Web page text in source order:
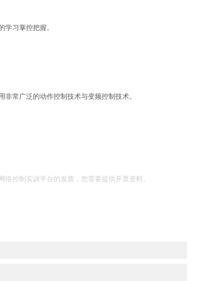
习掌控把握。
常广泛的动作控制技术与变频控制技术。
控制实训平台的发票，您需要提供开票资料。